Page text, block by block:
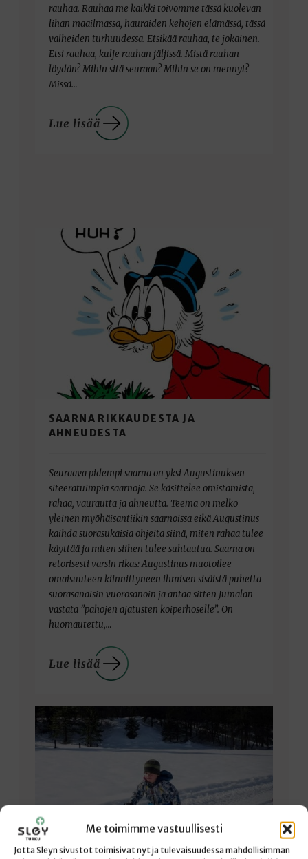
Me toimimme vastuullisesti
Jotta Sleyn sivustot toimisivat nyt ja tulevaisuudessa mahdollisimman
rauhaa. Rauhaa me kaikki toivomme tässä kuolevan
lihan maailmassa, hauraiden kehojen elämässä, tässä
valheiden turhuudessa. Etsikää rauhaa, te jokainen.
Etsi rauhaa, kulje rauhan jäljissä. Mistä rauhan
löydän? Mihin sitä seuraan? Mihin se on mennyt?
Missä…
SAARNA RIKKAUDESTA JA
AHNEUDESTA
Seuraava pidempi saarna on yksi Augustinuksen
siteeratuimpia saarnoja. Se käsittelee omistamista,
rahaa, vaurautta ja ahneutta. Teema on melko
yleinen myöhäisantiikin saarnoissa eikä Augustinus
kaihda suorasukaisia ohjeita siinä, miten rahaa tulee
käyttää ja miten siihen tulee suhtautua. Saarna on
retorisesti varsin rikas: Augustinus muotoilee
omaisuuteen kiinnittyneen ihmisen sisäistä puhetta
suorasanaisin vuorosanoin ja antaa sitten Jumalan
vastata ”pahojen ajatusten koiperhoselle”. On
huomautettu,…